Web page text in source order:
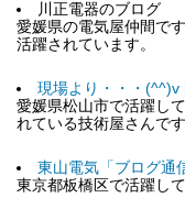
川正電器のブログ
愛媛県の電気屋仲間で
活躍されています。
現場より・・・
愛媛県松山市で活躍し
れている技術屋さんです
東山電気「ブログ通
東京都板橋区で活躍し